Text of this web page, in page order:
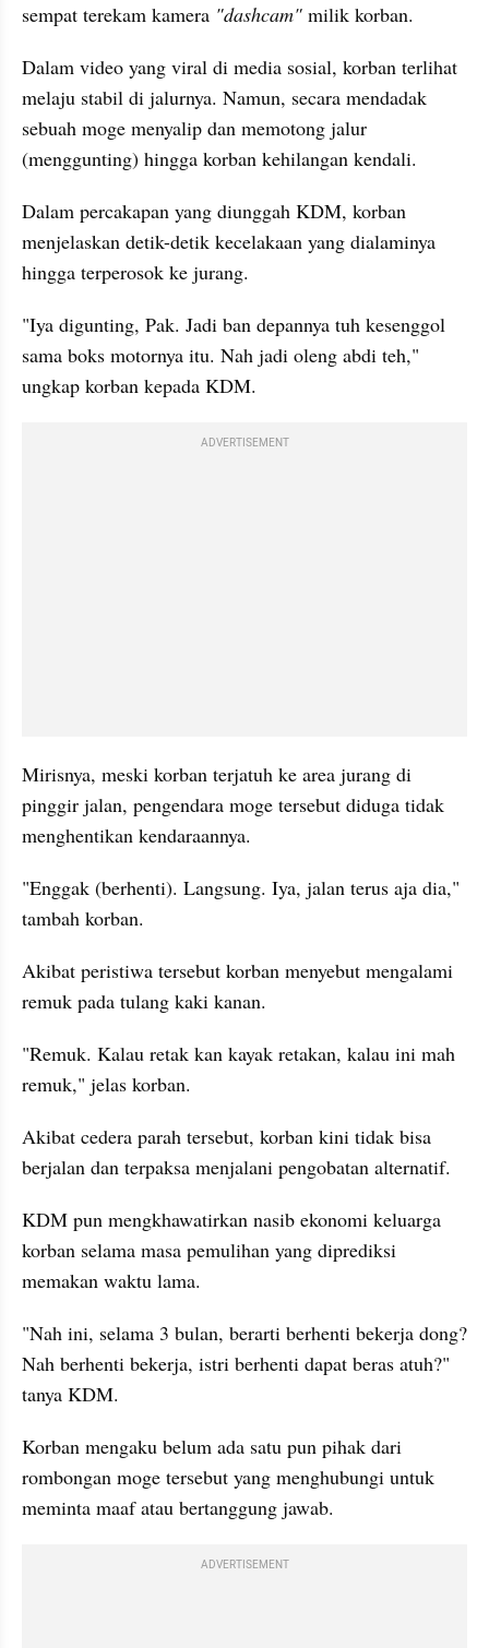
sempat terekam kamera "dashcam" milik korban.
Dalam video yang viral di media sosial, korban terlihat
melaju stabil di jalurnya. Namun, secara mendadak
sebuah moge menyalip dan memotong jalur
(menggunting) hingga korban kehilangan kendali.
Dalam percakapan yang diunggah KDM, korban
menjelaskan detik-detik kecelakaan yang dialaminya
hingga terperosok ke jurang.
"Iya digunting, Pak. Jadi ban depannya tuh kesenggol
sama boks motornya itu. Nah jadi oleng abdi teh,"
ungkap korban kepada KDM.
ADVERTISEMENT
Mirisnya, meski korban terjatuh ke area jurang di
pinggir jalan, pengendara moge tersebut diduga tidak
menghentikan kendaraannya.
"Enggak (berhenti). Langsung. Iya, jalan terus aja dia,"
tambah korban.
Akibat peristiwa tersebut korban menyebut mengalami
remuk pada tulang kaki kanan.
"Remuk. Kalau retak kan kayak retakan, kalau ini mah
remuk," jelas korban.
Akibat cedera parah tersebut, korban kini tidak bisa
berjalan dan terpaksa menjalani pengobatan alternatif.
KDM pun mengkhawatirkan nasib ekonomi keluarga
korban selama masa pemulihan yang diprediksi
memakan waktu lama.
"Nah ini, selama 3 bulan, berarti berhenti bekerja dong?
Nah berhenti bekerja, istri berhenti dapat beras atuh?"
tanya KDM.
Korban mengaku belum ada satu pun pihak dari
rombongan moge tersebut yang menghubungi untuk
meminta maaf atau bertanggung jawab.
ADVERTISEMENT